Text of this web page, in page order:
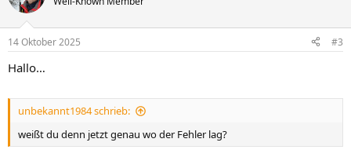
14 Oktober 2025 #3
Hallo…
unbekannt1984 schrieb:
weißt du denn jetzt genau wo der Fehler lag?